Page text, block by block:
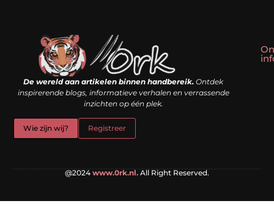
De wereld aan artikelen binnen handbereik. Ontdek
inspirerende blogs, informatieve verhalen en verrassende
inzichten op één plek.
Wie zijn wij? Registreer
@2024www.0rk.nl. All Right Reserved.